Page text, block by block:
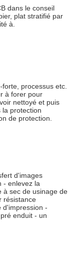
dans le conseil
plat stratifié par
à.
processus etc.
à forer pour
nettoyé et puis
la protection
de protection.
d'images
- enlevez la
à sec de usinage de
résistance
d'impression -
enduit - un